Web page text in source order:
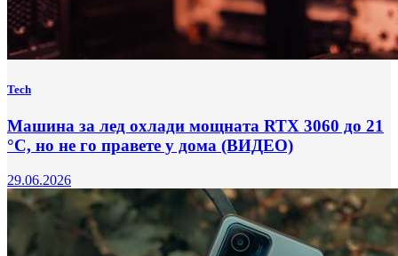
Tech
Машина за лед охлади мощната RTX 3060 до 21
°C, но не го правете у дома (ВИДЕО)
29.06.2026